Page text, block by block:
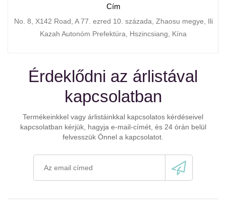
Cím
No. 8, X142 Road, A 77. ezred 10. százada, Zhaosu megye, Ili
Kazah Autonóm Prefektúra, Hszincsiang, Kína
Érdeklődni az árlistával
kapcsolatban
Termékeinkkel vagy árlistáinkkal kapcsolatos kérdéseivel
kapcsolatban kérjük, hagyja e-mail-címét, és 24 órán belül
felvesszük Önnel a kapcsolatot.